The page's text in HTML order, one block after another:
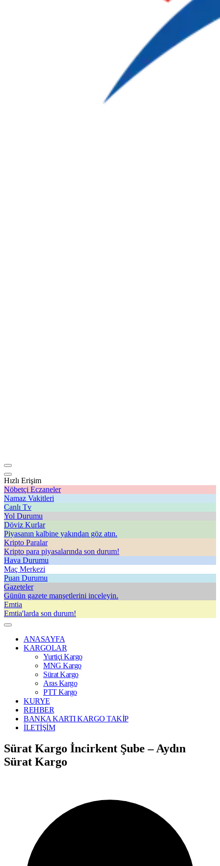
Hızlı Erişim
Nöbetçi Eczaneler
Namaz Vakitleri
Canlı Tv
Yol Durumu
Döviz Kurlar
Piyasanın kalbine yakından göz atın.
Kripto Paralar
Kripto para piyasalarında son durum!
Hava Durumu
Maç Merkezi
Puan Durumu
Gazeteler
Günün gazete manşetlerini inceleyin.
Emtia
Emtia'larda son durum!
ANASAYFA
KARGOLAR
Yurtiçi Kargo
MNG Kargo
Sürat Kargo
Aras Kargo
PTT Kargo
KURYE
REHBER
BANKA KARTI KARGO TAKİP
İLETİŞİM
Sürat Kargo İncirkent Şube – Aydın
Sürat Kargo